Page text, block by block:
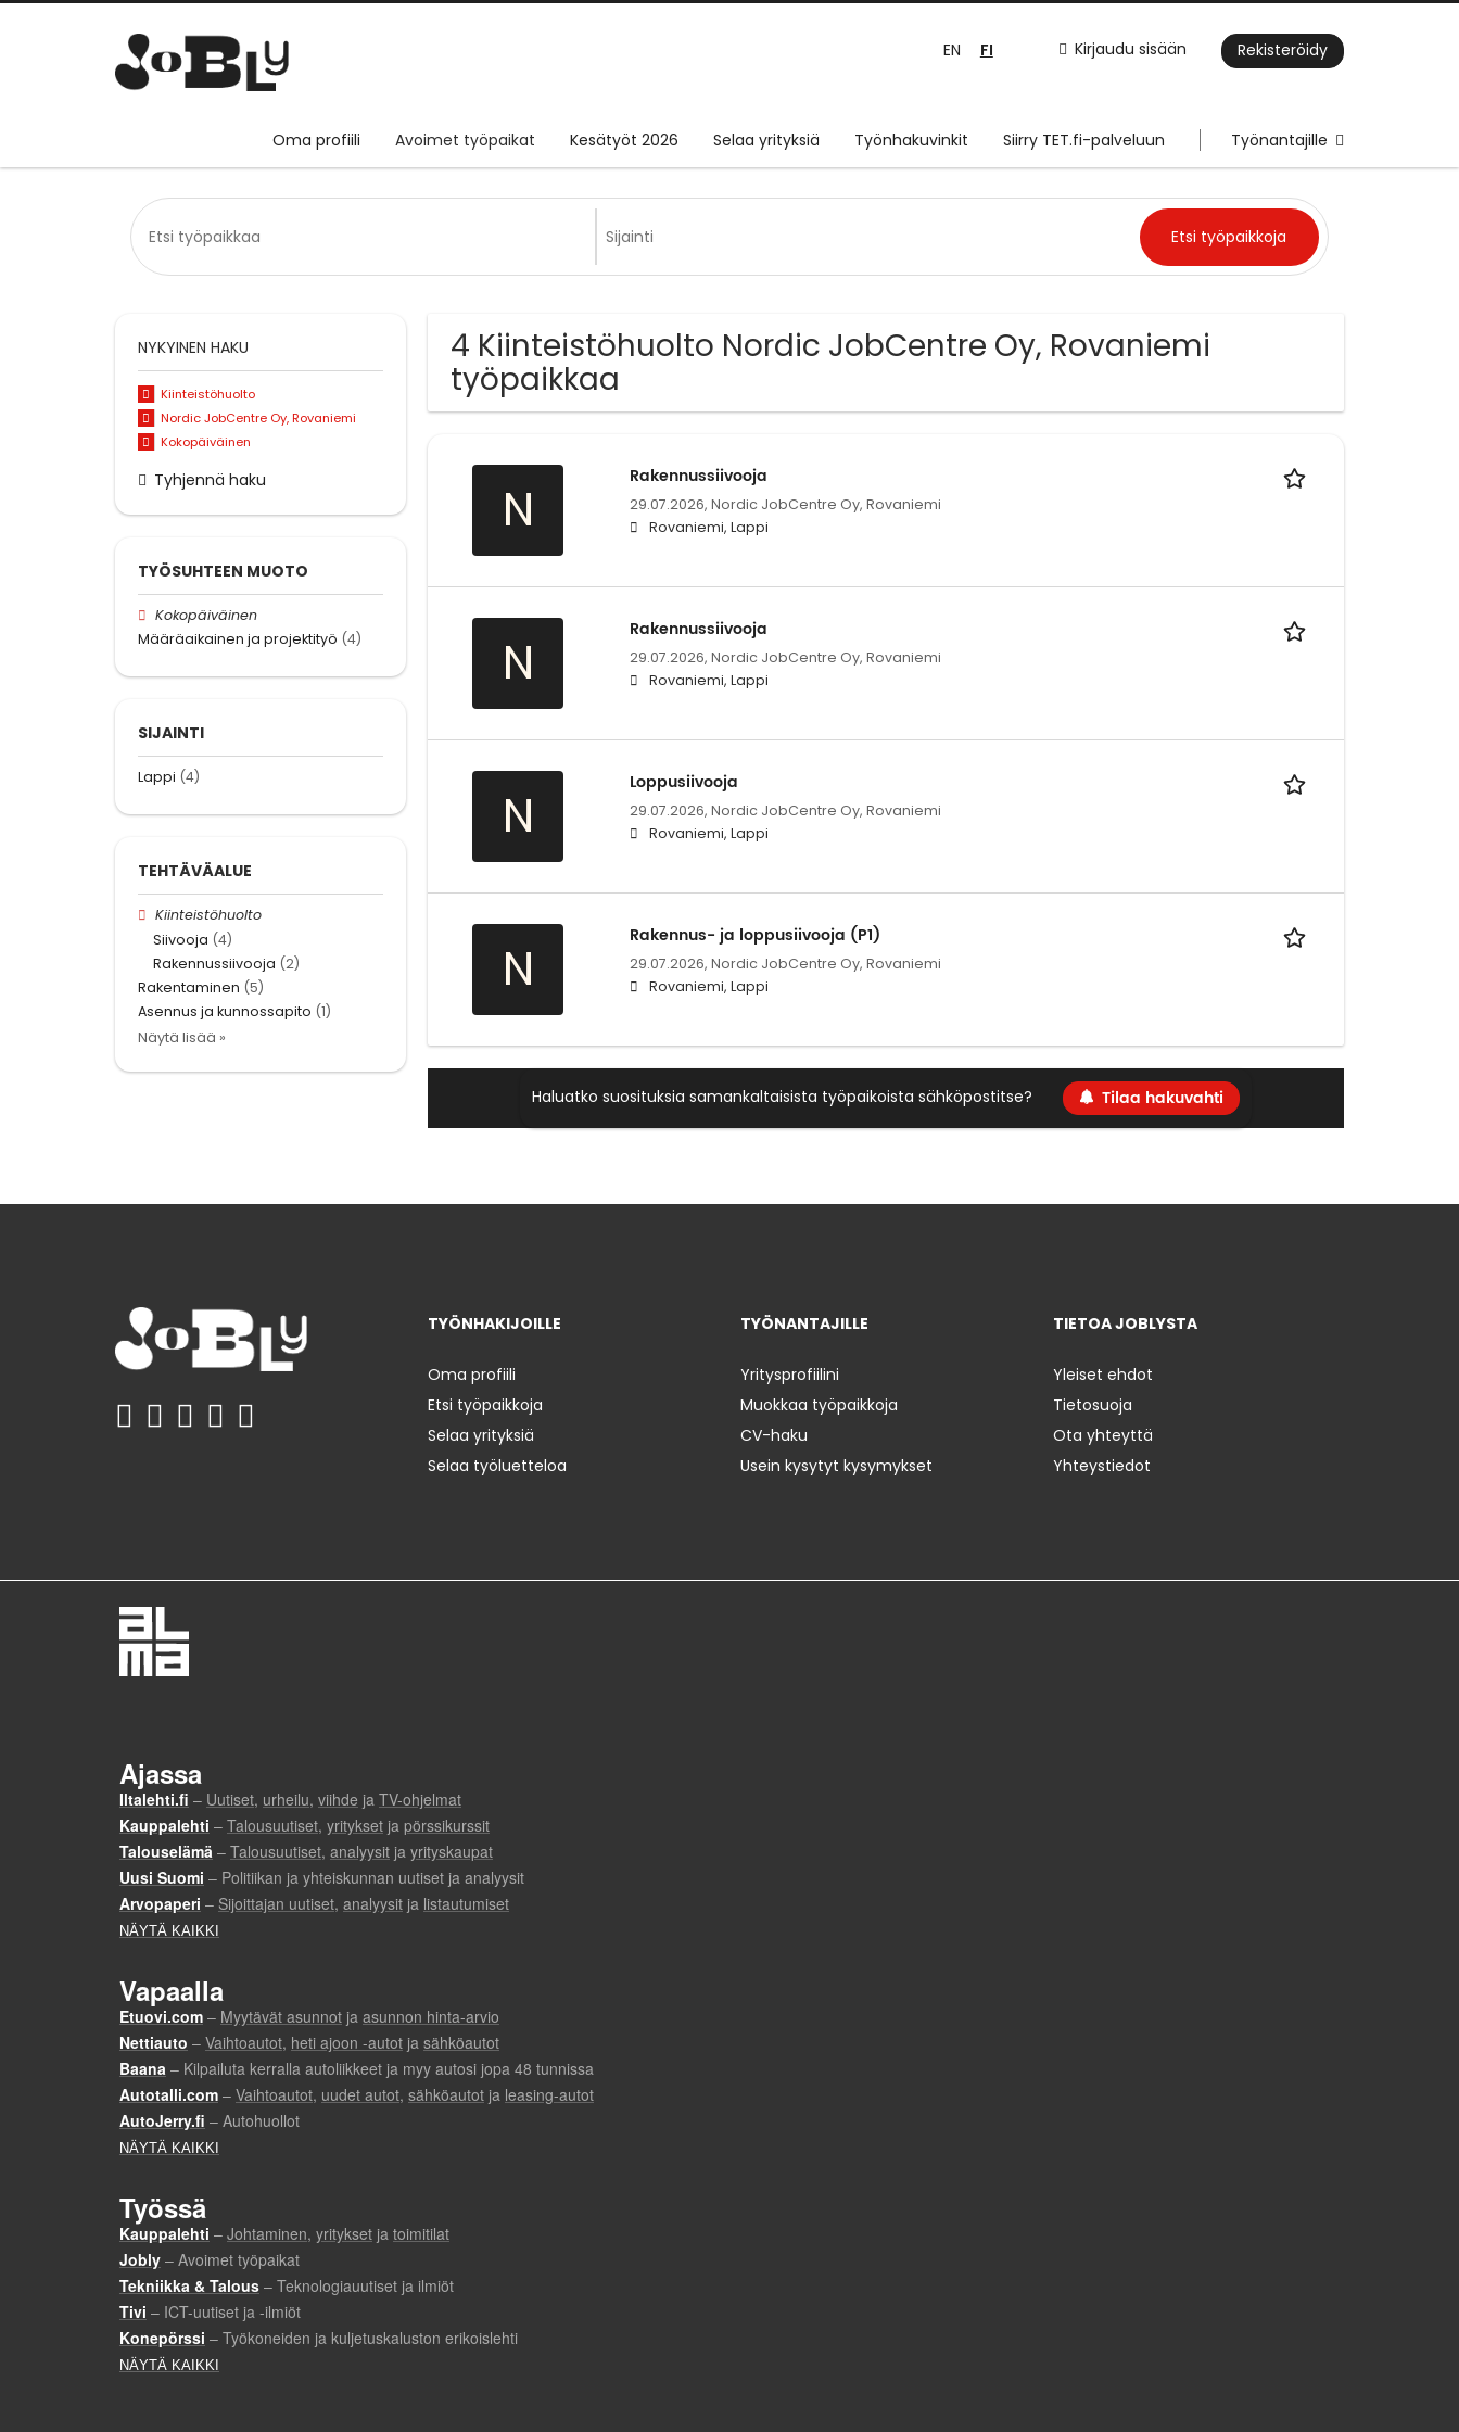
Kirjaudu sisään Rekisteröidy
EN FI
Oma profiili Avoimet työpaikat Kesätyöt 2026 Selaa yrityksiä Työnhakuvinkit Siirry TET.fi-palveluun Työnantajille
4 Kiinteistöhuolto Nordic JobCentre Oy, Rovaniemi
työpaikkaa
N
Rakennussiivooja
29.07.2026, Nordic JobCentre Oy, Rovaniemi
Rovaniemi, Lappi
N
Rakennussiivooja
29.07.2026, Nordic JobCentre Oy, Rovaniemi
Rovaniemi, Lappi
N
Loppusiivooja
29.07.2026, Nordic JobCentre Oy, Rovaniemi
Rovaniemi, Lappi
N
Rakennus- ja loppusiivooja (P1)
29.07.2026, Nordic JobCentre Oy, Rovaniemi
Rovaniemi, Lappi
Haluatko suosituksia samankaltaisista työpaikoista sähköpostitse? Tilaa hakuvahti
NYKYINEN HAKU
Kiinteistöhuolto
Nordic JobCentre Oy, Rovaniemi
Kokopäiväinen
Tyhjennä haku
TYÖSUHTEEN MUOTO
Kokopäiväinen
Määräaikainen ja projektityö (4)
SIJAINTI
Lappi (4)
TEHTÄVÄALUE
Kiinteistöhuolto
Siivooja (4)
Rakennussiivooja (2)
Rakentaminen (5)
Asennus ja kunnossapito (1)
Näytä lisää »
TYÖNHAKIJOILLE
Oma profiili
Etsi työpaikkoja
Selaa yrityksiä
Selaa työluetteloa
TYÖNANTAJILLE
Yritysprofiilini
Muokkaa työpaikkoja
CV-haku
Usein kysytyt kysymykset
TIETOA JOBLYSTA
Yleiset ehdot
Tietosuoja
Ota yhteyttä
Yhteystiedot